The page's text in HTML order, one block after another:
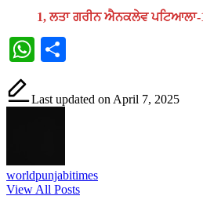
1, ਲਤਾ ਗਰੀਨ ਐਨਕਲੇਵ ਪਟਿਆਲਾ-
WhatsApp
Last updated on April 7, 2025
worldpunjabitimes
View All Posts